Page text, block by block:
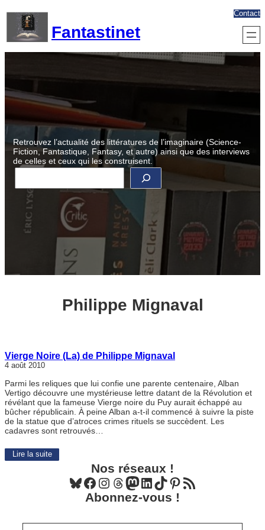
contenu
Fantastinet
Contact
Retrouvez l’actualité des littératures de l’imaginaire (Science-
Fiction, Fantastique, Fantasy, et autre) ainsi que des interviews
de celles et ceux qui les construisent.
R
c
Philippe Mignaval
Vierge Noire (La) de Philippe Mignaval
4 août 2010
Parmi les reliques que lui confie une parente centenaire, Alban
Vertigo découvre une mystérieuse lettre datant de la Révolution et
révélant que la fameuse Vierge noire du Puy aurait échappé au
bûcher républicain. À peine Alban a-t-il commencé à suivre la piste
de la statue que d’atroces crimes rituels se succèdent. Les
cadavres sont retrouvés…
Lire la suite
Nos réseaux !
Bluesky Facebook Instagram Threads Mastodon LinkedIn TikTok Pinterest Flux RSS
Abonnez-vous !